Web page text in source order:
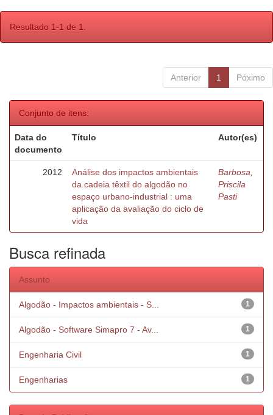
Resultado 1-1 de 1.
Anterior 1 Póximo
Conjunto de itens:
Data do
documento
Título Autor(es)
2012
Análise dos impactos ambientais
da cadeia têxtil do algodão no
espaço urbano-industrial : uma
aplicação da avaliação do ciclo de
vida
Barbosa,
Priscila
Pasti
Busca refinada
Assunto
1
Algodão - Impactos ambientais - S...
1
Algodão - Software Simapro 7 - Av...
1
Engenharia Civil
1
Engenharias